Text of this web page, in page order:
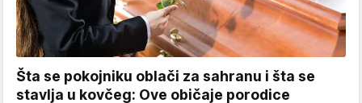
Šta se pokojniku oblači za sahranu i šta se
stavlja u kovčeg: Ove običaje porodice